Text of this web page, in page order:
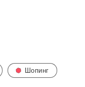
Шопинг